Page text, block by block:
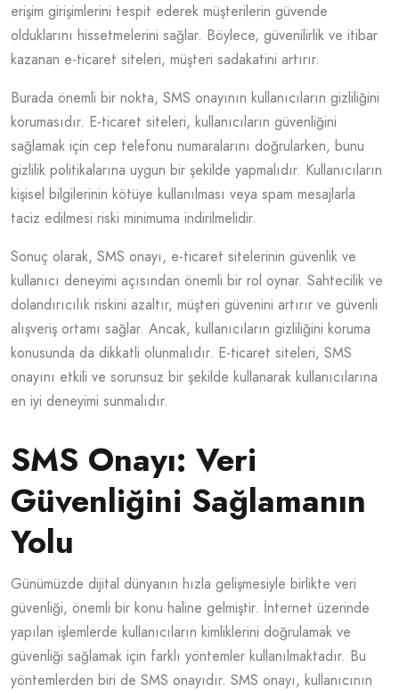
erişim girişimlerini tespit ederek müşterilerin güvende
olduklarını hissetmelerini sağlar. Böylece, güvenilirlik ve itibar
kazanan e-ticaret siteleri, müşteri sadakatini artırır.
Burada önemli bir nokta, SMS onayının kullanıcıların gizliliğini
korumasıdır. E-ticaret siteleri, kullanıcıların güvenliğini
sağlamak için cep telefonu numaralarını doğrularken, bunu
gizlilik politikalarına uygun bir şekilde yapmalıdır. Kullanıcıların
kişisel bilgilerinin kötüye kullanılması veya spam mesajlarla
taciz edilmesi riski minimuma indirilmelidir.
Sonuç olarak, SMS onayı, e-ticaret sitelerinin güvenlik ve
kullanıcı deneyimi açısından önemli bir rol oynar. Sahtecilik ve
dolandırıcılık riskini azaltır, müşteri güvenini artırır ve güvenli
alışveriş ortamı sağlar. Ancak, kullanıcıların gizliliğini koruma
konusunda da dikkatli olunmalıdır. E-ticaret siteleri, SMS
onayını etkili ve sorunsuz bir şekilde kullanarak kullanıcılarına
en iyi deneyimi sunmalıdır.
SMS Onayı: Veri
Güvenliğini Sağlamanın
Yolu
Günümüzde dijital dünyanın hızla gelişmesiyle birlikte veri
güvenliği, önemli bir konu haline gelmiştir. İnternet üzerinde
yapılan işlemlerde kullanıcıların kimliklerini doğrulamak ve
güvenliği sağlamak için farklı yöntemler kullanılmaktadır. Bu
yöntemlerden biri de SMS onayıdır. SMS onayı, kullanıcının